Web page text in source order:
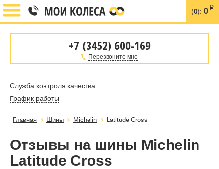
(0): 0 i
+7 (3452) 600-169
Перезвоните мне
Служба контроля качества:
График работы
Главная Шины Michelin Latitude Cross
Отзывы на шины Michelin
Latitude Cross